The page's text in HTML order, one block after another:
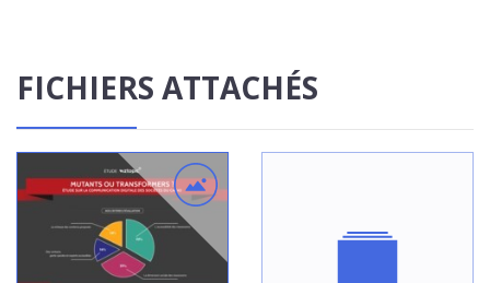
FICHIERS ATTACHÉS